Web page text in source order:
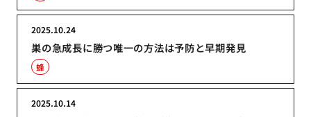
巣の急成長に勝つ唯一の方法は予防と早期発見
2025.10.24
蜂
2025.10.14